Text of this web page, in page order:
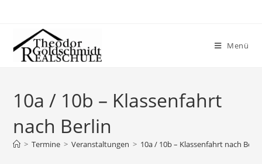
Menü
10a / 10b – Klassenfahrt
nach Berlin
> Termine > Veranstaltungen > 10a / 10b – Klassenfahrt nach